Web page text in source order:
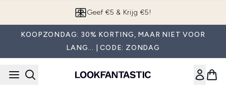
App downloaden
KOOPZONDAG: 30% KORTING, MAAR NIET VOOR
LANG... | CODE: ZONDAG